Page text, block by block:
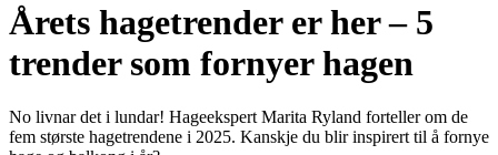
Årets hagetrender er her – 5
trender som fornyer hagen
No livnar det i lundar! Hageekspert Marita Ryland forteller om de
fem største hagetrendene i 2025. Kanskje du blir inspirert til å fornye